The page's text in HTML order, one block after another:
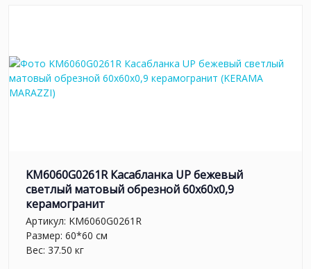
KM6060G0261R Касабланка UP бежевый
светлый матовый обрезной 60x60x0,9
керамогранит
Артикул: KM6060G0261R
Размер: 60*60 см
Вес: 37.50 кг